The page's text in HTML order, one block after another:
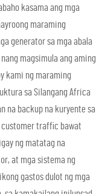
kasama ang mga
maraming
generator sa mga abala
magsimula ang aming
kami ng maraming
sa Silangang Africa
na backup na kuryente sa
customer traffic bawat
ng matatag na
at mga sistema ng
gastos dulot ng mga